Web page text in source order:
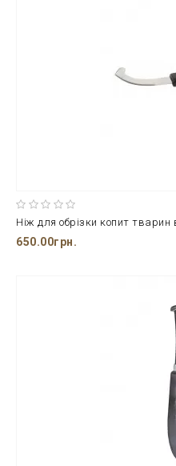
Ніж для обрізки копит тварин
650.00грн.